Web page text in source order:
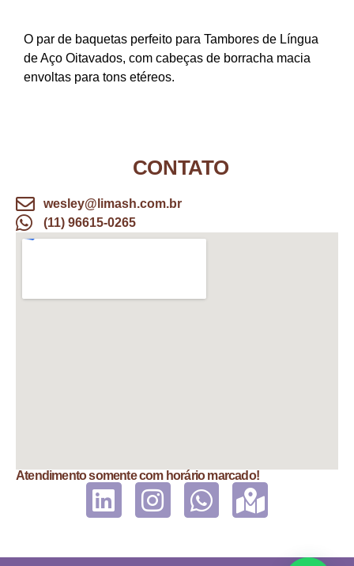
O par de baquetas perfeito para Tambores de Língua
de Aço Oitavados, com cabeças de borracha macia
envoltas para tons etéreos.
CONTATO
wesley@limash.com.br
(11) 96615-0265
Atendimento somente com horário marcado!